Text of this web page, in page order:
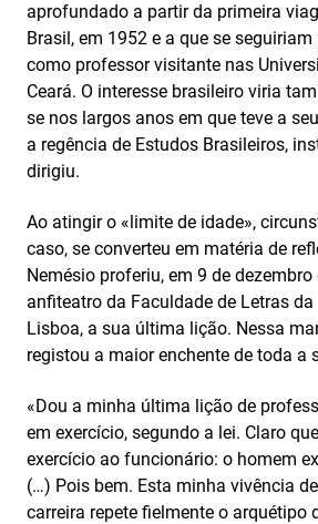
aprofundado a partir da primeira
Brasil, em 1952 e a que se
como professor visitante nas
Ceará. O interesse brasileiro viria
se nos largos anos em que teve a
a regência de Estudos Brasileiros,
dirigiu.
Ao atingir o «limite de idade»,
caso, se converteu em matéria de
Nemésio proferiu, em 9 de
anfiteatro da Faculdade de Letras
Lisboa, a sua última lição. Nessa
registou a maior enchente de toda a
«Dou a minha última lição de
em exercício, segundo a lei. Claro
exercício ao funcionário: o homem
(…) Pois bem. Esta minha vivência
carreira repete fielmente o arquétipo